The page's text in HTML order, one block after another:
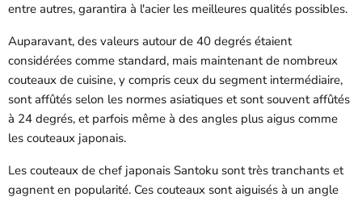
entre autres, garantira à l'acier les meilleures qualités possibles.
Auparavant, des valeurs autour de 40 degrés étaient
considérées comme standard, mais maintenant de nombreux
couteaux de cuisine, y compris ceux du segment intermédiaire,
sont affûtés selon les normes asiatiques et sont souvent affûtés
à 24 degrés, et parfois même à des angles plus aigus comme
les couteaux japonais.
Les couteaux de chef japonais Santoku sont très tranchants et
gagnent en popularité. Ces couteaux sont aiguisés à un angle